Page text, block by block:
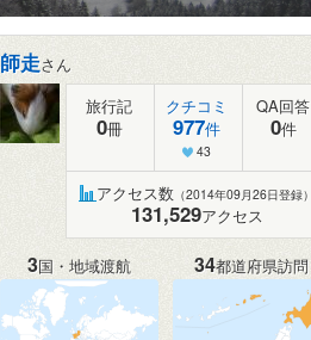
師走さん
旅行記
0冊
クチコミ
977件
43
QA回答
0件
アクセス数 （2014年09月26日登録）
131,529アクセス
3国・地域渡航 34都道府県訪問